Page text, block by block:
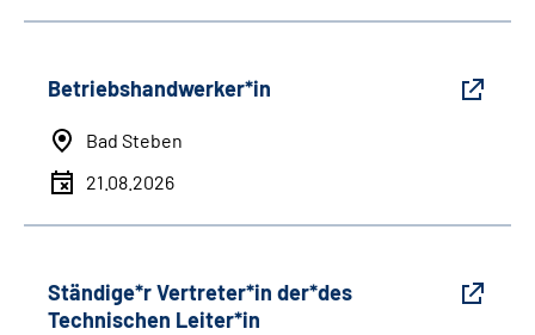
Betriebshandwerker*in
Bad Steben
21.08.2026
Ständige*r Vertreter*in der*des
Technischen Leiter*in